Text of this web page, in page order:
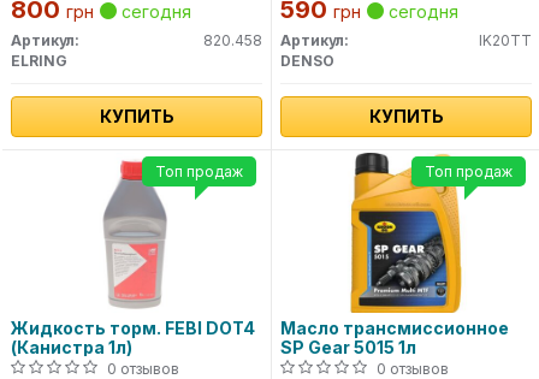
800 грн сегодня
Артикул:
820.458
ELRING
КУПИТЬ
590 грн сегодня
Артикул:
IK20TT
DENSO
КУПИТЬ
Жидкость торм. FEBI DOT4
(Канистра 1л)
0 отзывов
Топ продаж
Масло трансмиссионное
SP Gear 5015 1л
0 отзывов
Топ продаж